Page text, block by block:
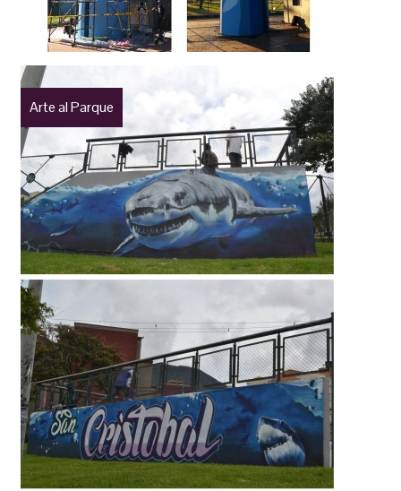
Arte al Parque